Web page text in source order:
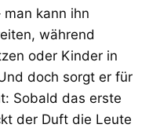
kann ihn
während
oder Kinder in
doch sorgt er für
Sobald das erste
der Duft die Leute